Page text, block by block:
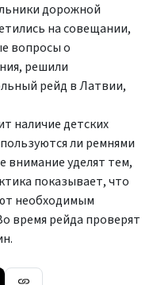
дорожной
на совещании,
вопросы о
решили
рейд в Латвии,
наличие детских
ли ремнями
внимание уделят тем,
показывает, что
необходимым
время рейда проверят